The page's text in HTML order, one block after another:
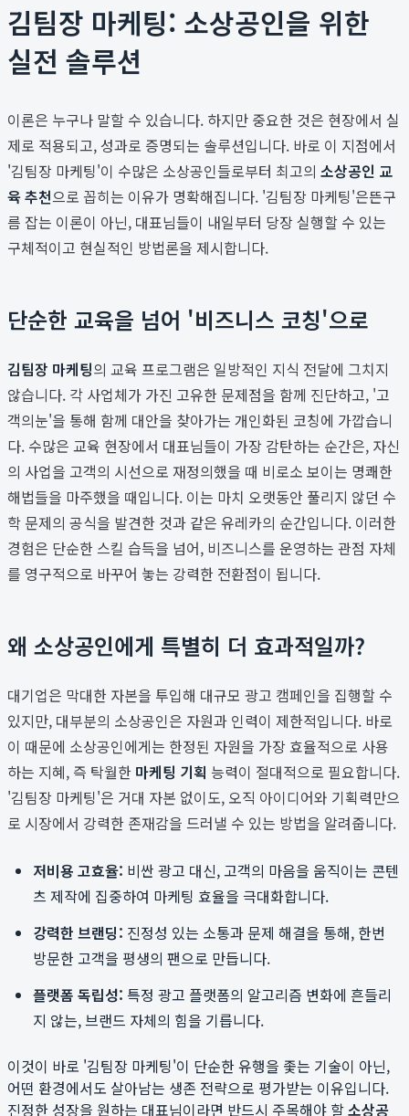
김팀장 마케팅: 소상공인을 위한
실전 솔루션
이론은 누구나 말할 수 있습니다. 하지만 중요한 것은 현장에서 실
제로 적용되고, 성과로 증명되는 솔루션입니다. 바로 이 지점에서
'김팀장 마케팅'이 수많은 소상공인들로부터 최고의 소상공인 교
육 추천으로 꼽히는 이유가 명확해집니다. '김팀장 마케팅'은뜬구
름 잡는 이론이 아닌, 대표님들이 내일부터 당장 실행할 수 있는
구체적이고 현실적인 방법론을 제시합니다.
단순한 교육을 넘어 '비즈니스 코칭'으로
김팀장 마케팅의 교육 프로그램은 일방적인 지식 전달에 그치지
않습니다. 각 사업체가 가진 고유한 문제점을 함께 진단하고, '고
객의눈'을 통해 함께 대안을 찾아가는 개인화된 코칭에 가깝습니
다. 수많은 교육 현장에서 대표님들이 가장 감탄하는 순간은, 자신
의 사업을 고객의 시선으로 재정의했을 때 비로소 보이는 명쾌한
해법들을 마주했을 때입니다. 이는 마치 오랫동안 풀리지 않던 수
학 문제의 공식을 발견한 것과 같은 유레카의 순간입니다. 이러한
경험은 단순한 스킬 습득을 넘어, 비즈니스를 운영하는 관점 자체
를 영구적으로 바꾸어 놓는 강력한 전환점이 됩니다.
왜 소상공인에게 특별히 더 효과적일까?
대기업은 막대한 자본을 투입해 대규모 광고 캠페인을 집행할 수
있지만, 대부분의 소상공인은 자원과 인력이 제한적입니다. 바로
이 때문에 소상공인에게는 한정된 자원을 가장 효율적으로 사용
하는 지혜, 즉 탁월한 마케팅 기획 능력이 절대적으로 필요합니다.
'김팀장 마케팅'은 거대 자본 없이도, 오직 아이디어와 기획력만으
로 시장에서 강력한 존재감을 드러낼 수 있는 방법을 알려줍니다.
저비용 고효율: 비싼 광고 대신, 고객의 마음을 움직이는 콘텐
츠 제작에 집중하여 마케팅 효율을 극대화합니다.
강력한 브랜딩: 진정성 있는 소통과 문제 해결을 통해, 한번
방문한 고객을 평생의 팬으로 만듭니다.
플랫폼 독립성: 특정 광고 플랫폼의 알고리즘 변화에 흔들리
지 않는, 브랜드 자체의 힘을 기릅니다.
이것이 바로 '김팀장 마케팅'이 단순한 유행을 좇는 기술이 아닌,
어떤 환경에서도 살아남는 생존 전략으로 평가받는 이유입니다.
진정한 성장을 원하는 대표님이라면 반드시 주목해야 할소상공